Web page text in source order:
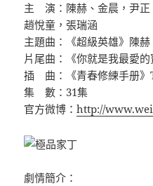
主 演：陳赫、金晨，尹正
趙悅童，張瑞涵
主題曲：《超級英雄》陳赫
片尾曲：《你就是我最愛
插 曲：《青春修練手册》
集 數：31集
官方微博：http://
劇情簡介：